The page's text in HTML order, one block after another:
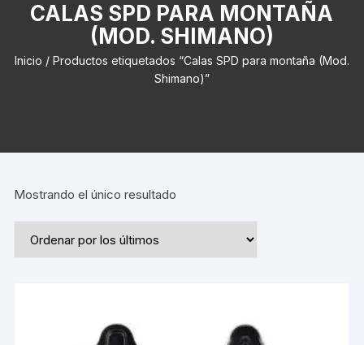
CALAS SPD PARA MONTAÑA
(MOD. SHIMANO)
Inicio / Productos etiquetados “Calas SPD para montaña (Mod.
Shimano)”
Mostrando el único resultado